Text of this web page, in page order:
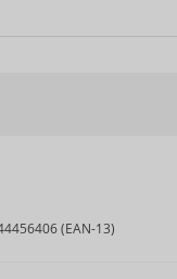
(EAN-13)